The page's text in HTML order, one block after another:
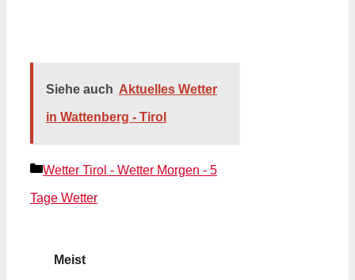
Siehe auch Aktuelles Wetter
in Wattenberg - Tirol
Kategorien
Wetter Tirol - Wetter Morgen - 5
Tage Wetter
Meist